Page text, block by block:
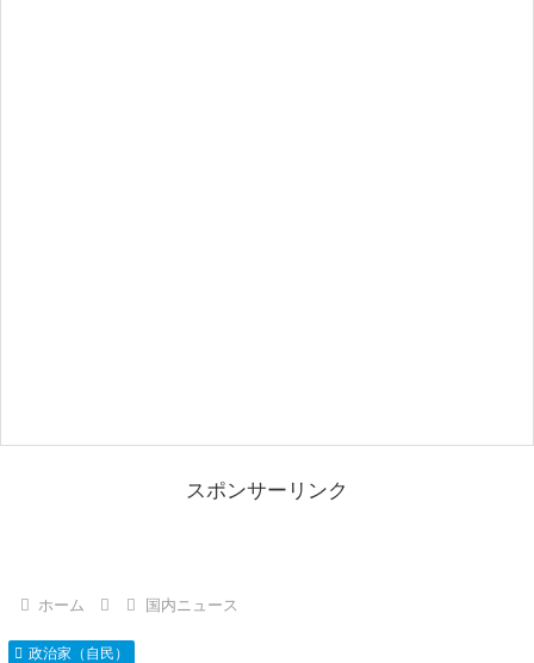
スポンサーリンク
ホーム 国内ニュース
政治家（自民）